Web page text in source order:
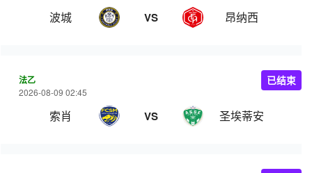
波城 VS 昂纳西
法乙
2026-08-09 02:45
索肖 VS 圣埃蒂安
已结束